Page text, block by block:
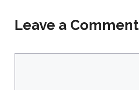
Leave a Comment